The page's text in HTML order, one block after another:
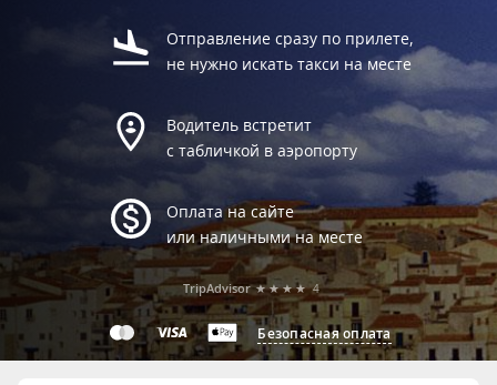
Отправление сразу по прилете,
не нужно искать такси на месте
Водитель встретит
с табличкой в аэропорту
Оплата на сайте
или наличными на месте
Безопасная оплата
TripAdvisor ★★★★ 4